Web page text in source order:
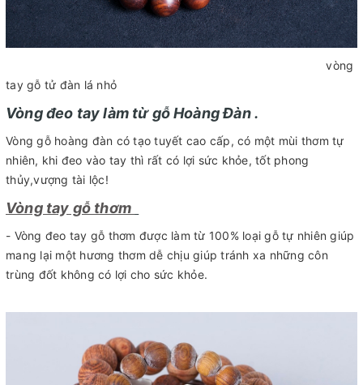
vòng
tay gỗ tử đàn lá nhỏ
Vòng đeo tay làm từ gỗ Hoàng Đàn .
Vòng gỗ hoàng đàn có tạo tuyết cao cấp, có một mùi thơm tự
nhiên, khi đeo vào tay thì rất có lợi sức khỏe, tốt phong
thủy,vượng tài lộc!
Vòng tay gỗ thơm
- Vòng đeo tay gỗ thơm được làm từ 100% loại gỗ tự nhiên giúp
mang lại một hương thơm dễ chịu giúp tránh xa những côn
trùng đốt không có lợi cho sức khỏe.